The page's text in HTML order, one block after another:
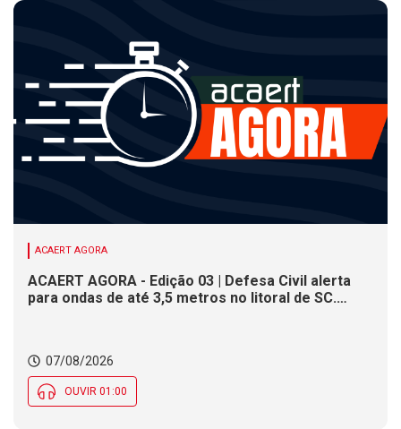
ACAERT AGORA
ACAERT AGORA - Edição 03 | Defesa Civil alerta
para ondas de até 3,5 metros no litoral de SC.
07/08/2026
OUVIR 01:00